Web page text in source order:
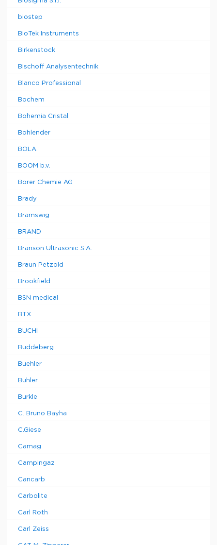
biostep
BioTek Instruments
Birkenstock
Bischoff Analysentechnik
Blanco Professional
Bochem
Bohemia Cristal
Bohlender
BOLA
BOOM b.v.
Borer Chemie AG
Brady
Bramswig
BRAND
Branson Ultrasonic S.A.
Braun Petzold
Brookfield
BSN medical
BTX
BUCHI
Buddeberg
Buehler
Buhler
Burkle
C. Bruno Bayha
C.Giese
Camag
Campingaz
Cancarb
Carbolite
Carl Roth
Carl Zeiss